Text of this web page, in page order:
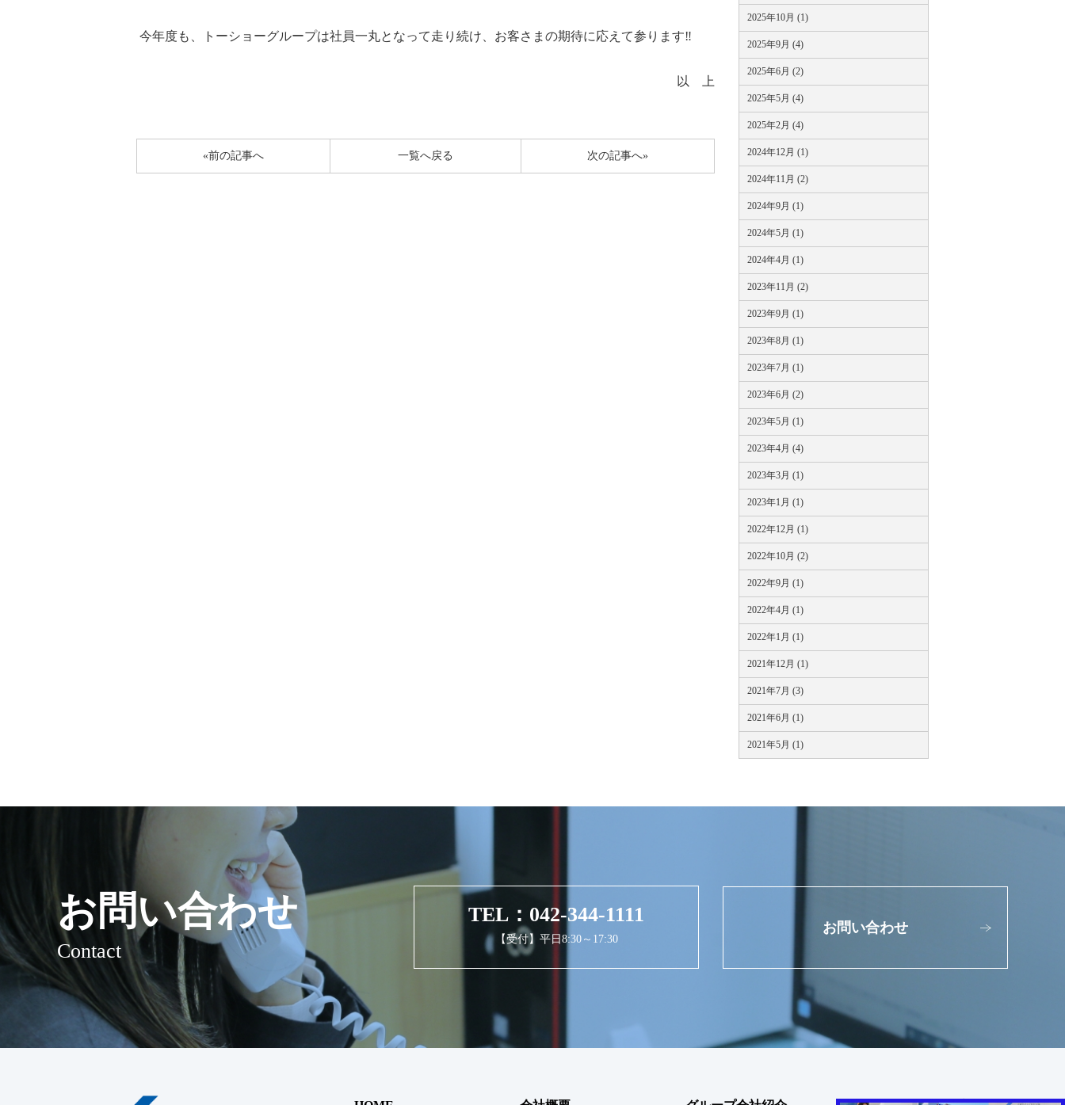
今年度も、トーショーグループは社員一丸となって走り続け、お客さまの期待に応えて参ります‼
以 上
«前の記事へ 次の記事へ»
一覧へ戻る
2025年10月 (1)
2025年9月 (4)
2025年6月 (2)
2025年5月 (4)
2025年2月 (4)
2024年12月 (1)
2024年11月 (2)
2024年9月 (1)
2024年5月 (1)
2024年4月 (1)
2023年11月 (2)
2023年9月 (1)
2023年8月 (1)
2023年7月 (1)
2023年6月 (2)
2023年5月 (1)
2023年4月 (4)
2023年3月 (1)
2023年1月 (1)
2022年12月 (1)
2022年10月 (2)
2022年9月 (1)
2022年4月 (1)
2022年1月 (1)
2021年12月 (1)
2021年7月 (3)
2021年6月 (1)
2021年5月 (1)
お問い合わせ
Contact
TEL：042-344-1111
【受付】平日8:30～17:30
お問い合わせ